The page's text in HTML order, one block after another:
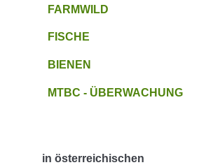
FARMWILD
FISCHE
BIENEN
MTBC - ÜBERWACHUNG
in österreichischen